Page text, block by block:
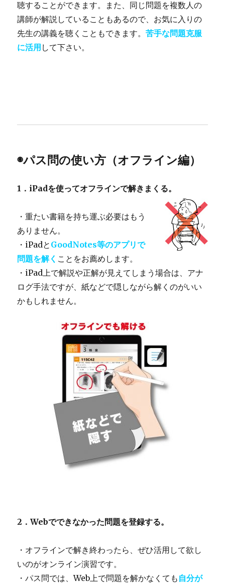
聴することができます。また、同じ問題を複数人の
講師が解説していることもあるので、お気に入りの
先生の講義を聴くこともできます。苦手な問題克服
に活用 して下さい。
◉パス問の使い方（オフライン編）
1．iPadを使ってオフラインで解きまくる。
・重たい書籍を持ち運ぶ必要はもう
ありません。
・iPadと GoodNotes等のアプリで
問題を解く ことをお薦めします。
・iPad上で解説や正解が見えてしまう場合は、アナ
ログ手法ですが、紙などで隠しながら解くのがいい
かもしれません。
2．Webでできなかった問題を登録する。
・オフラインで解き終わったら、ぜひ活用して欲し
いのがオンライン演習です。
・パス問では、Web上で問題を解かなくても 自分が